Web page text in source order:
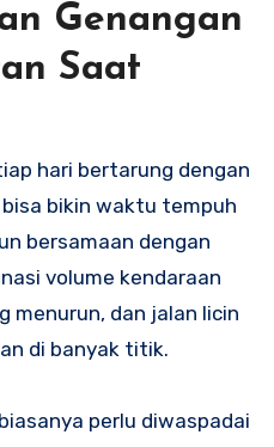
Genangan
Saat
hari bertarung dengan
bikin waktu tempuh
bersamaan dengan
volume kendaraan
menurun, dan jalan licin
di banyak titik.
perlu diwaspadai